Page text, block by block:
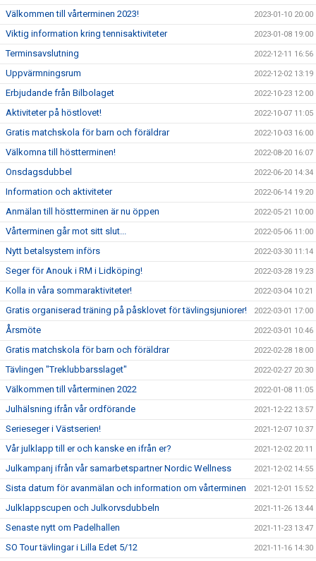
Välkommen till vårterminen 2023! 2023-01-10 20:00
Viktig information kring tennisaktiviteter 2023-01-08 19:00
Terminsavslutning 2022-12-11 16:56
Uppvärmningsrum 2022-12-02 13:19
Erbjudande från Bilbolaget 2022-10-23 12:00
Aktiviteter på höstlovet! 2022-10-07 11:05
Gratis matchskola för barn och föräldrar 2022-10-03 16:00
Välkomna till höstterminen! 2022-08-20 16:07
Onsdagsdubbel 2022-06-20 14:34
Information och aktiviteter 2022-06-14 19:20
Anmälan till höstterminen är nu öppen 2022-05-21 10:00
Vårterminen går mot sitt slut... 2022-05-06 11:00
Nytt betalsystem införs 2022-03-30 11:14
Seger för Anouk i RM i Lidköping! 2022-03-28 19:23
Kolla in våra sommaraktiviteter! 2022-03-04 10:21
Gratis organiserad träning på påsklovet för tävlingsjuniorer! 2022-03-01 17:00
Årsmöte 2022-03-01 10:46
Gratis matchskola för barn och föräldrar 2022-02-28 18:00
Tävlingen "Treklubbarsslaget" 2022-02-27 20:30
Välkommen till vårterminen 2022 2022-01-08 11:05
Julhälsning ifrån vår ordförande 2021-12-22 13:57
Serieseger i Västserien! 2021-12-07 10:37
Vår julklapp till er och kanske en ifrån er? 2021-12-02 20:11
Julkampanj ifrån vår samarbetspartner Nordic Wellness 2021-12-02 14:55
Sista datum för avanmälan och information om vårterminen 2021-12-01 15:52
Julklappscupen och Julkorvsdubbeln 2021-11-26 13:44
Senaste nytt om Padelhallen 2021-11-23 13:47
SO Tour tävlingar i Lilla Edet 5/12 2021-11-16 14:30